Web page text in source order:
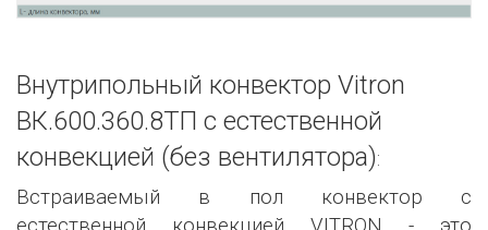
Внутрипольный конвектор Vitron
ВК.600.360.8ТП с естественной
конвекцией (без вентилятора):
Встраиваемый в пол конвектор с